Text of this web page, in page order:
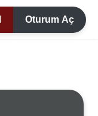
Oturum Aç